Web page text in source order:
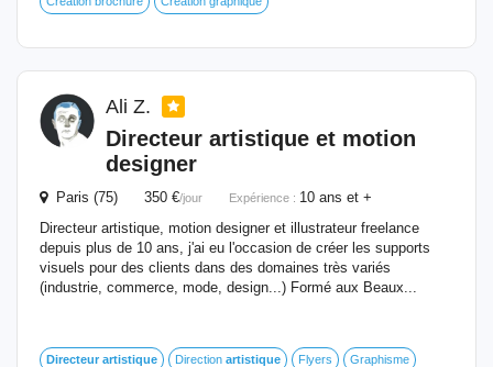
Ali Z.
Directeur artistique et motion
designer
Paris (75) 350 €/jour Expérience : 10 ans et +
Directeur artistique, motion designer et illustrateur freelance
depuis plus de 10 ans, j'ai eu l'occasion de créer les supports
visuels pour des clients dans des domaines très variés
(industrie, commerce, mode, design...) Formé aux Beaux...
Directeur artistique Direction artistique Flyers Graphisme